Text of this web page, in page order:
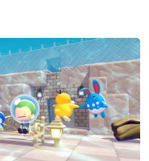
da Xbox